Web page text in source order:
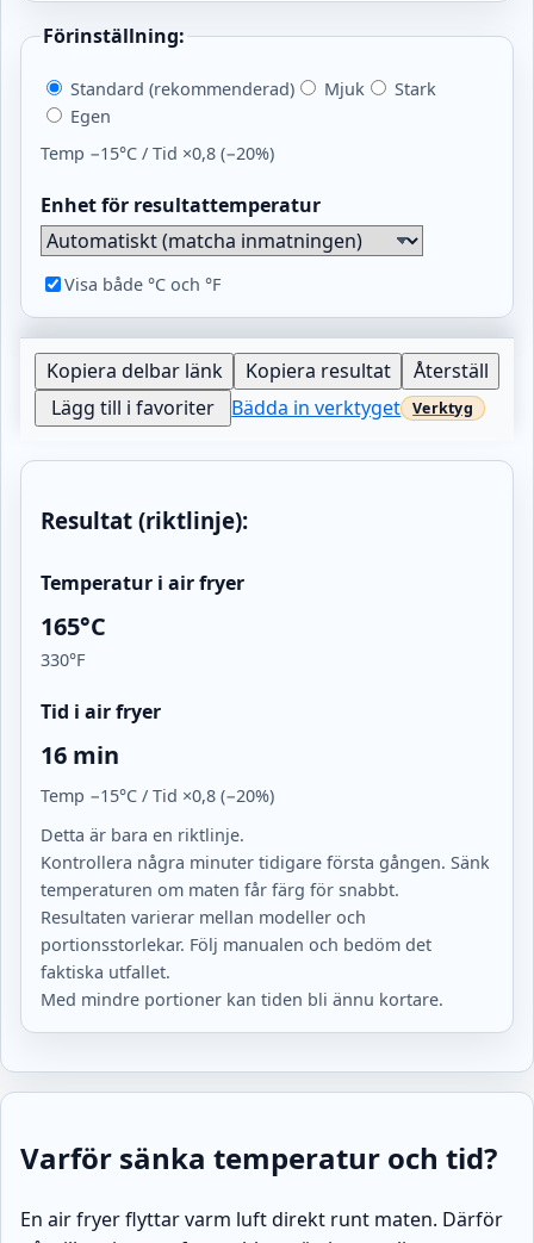
Förinställning:
Standard (rekommenderad) Mjuk
Stark
Egen
Temp −15°C / Tid ×0,8 (−20%)
Enhet för resultattemperatur
Visa både °C och °F
Kopiera delbar länk Kopiera resultat
Återställ
Lägg till i favoriter
Bädda in verktyget
Resultat (riktlinje):
Temperatur i air fryer
165°C
330°F
Tid i air fryer
16 min
Temp −15°C / Tid ×0,8 (−20%)
Detta är bara en riktlinje.
Kontrollera några minuter tidigare första gången. Sänk
temperaturen om maten får färg för snabbt.
Resultaten varierar mellan modeller och
portionsstorlekar. Följ manualen och bedöm det
faktiska utfallet.
Med mindre portioner kan tiden bli ännu kortare.
Varför sänka temperatur och tid?
En air fryer flyttar varm luft direkt runt maten. Därför